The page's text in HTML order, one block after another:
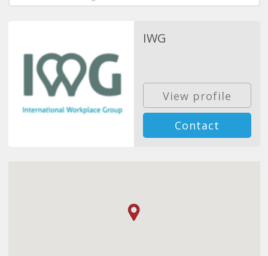
IWG
View profile
Contact